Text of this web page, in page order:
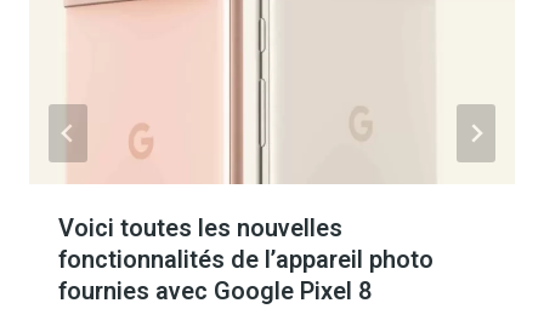
Voici toutes les nouvelles
fonctionnalités de l’appareil photo
fournies avec Google Pixel 8